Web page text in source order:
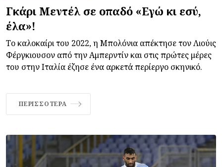
Γκάρι Μεντέλ σε οπαδό «Εγώ κι εσύ,
έλα»!
Το καλοκαίρι του 2022, η Μπολόνια απέκτησε τον Λιούις
Φέργκιουσον από την Αμπερντίν και στις πρώτες μέρες
του στην Ιταλία έζησε ένα αρκετά περίεργο σκηνικό.
ΠΕΡΙΣΣΌΤΕΡΑ